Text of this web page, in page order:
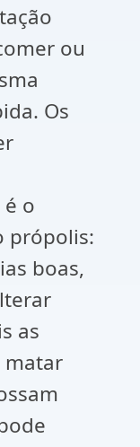
ou
Os
o
própolis:
boas,
as
matar